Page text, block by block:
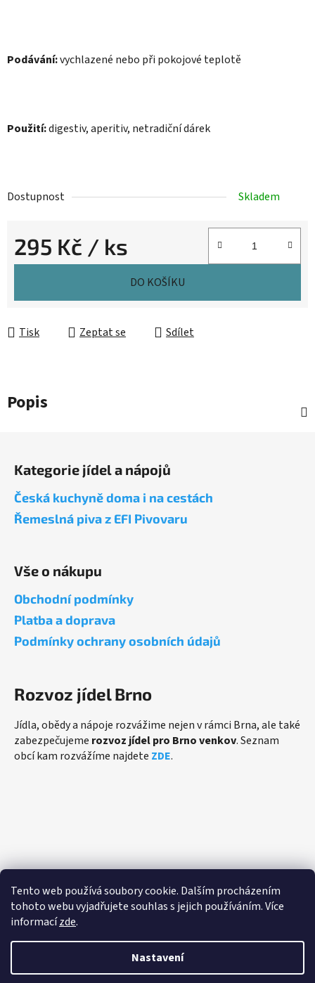
Tento web používá soubory cookie. Dalším procházením
tohoto webu vyjadřujete souhlas s jejich používáním. Více
informacízde.
Nastavení
Podávání:vychlazené nebo při pokojové teplotě
Použití:digestiv, aperitiv, netradiční dárek
Dostupnost Skladem
295 Kč / ks
Měrná cena:
DO KOŠÍKU
Tisk Zeptat se Sdílet
Popis
Kategorie jídel a nápojů
Česká kuchyně doma i na cestách
Řemeslná piva z EFI Pivovaru
Vše o nákupu
Obchodní podmínky
Platba a doprava
Podmínky ochrany osobních údajů
Rozvoz jídel Brno
Jídla, obědy a nápoje rozvážime nejen v rámci Brna, ale také
zabezpečujeme rozvoz jídel pro Brno venkov. Seznam
obcí kam rozvážíme najdete ZDE.
Přijímáme online platby